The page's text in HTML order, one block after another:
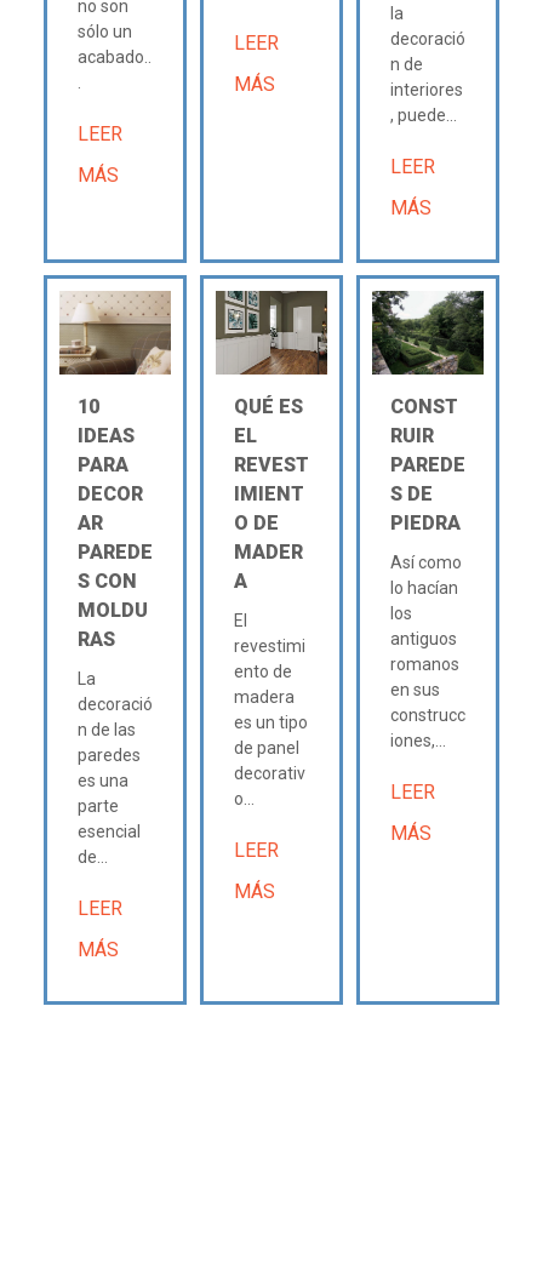
no son
sólo un
acabado..
LEER
MÁS
LEER
MÁS
la
decoració
n de
interiores
, puede...
LEER
MÁS
10
IDEAS
PARA
DECOR
AR
PAREDE
S CON
MOLDU
RAS
La
decoració
n de las
paredes
es una
parte
esencial
de...
LEER
MÁS
QUÉ ES
EL
REVEST
IMIENT
O DE
MADER
A
El
revestimi
ento de
madera
es un tipo
de panel
decorativ
o...
LEER
MÁS
CONST
RUIR
PAREDE
S DE
PIEDRA
Así como
lo hacían
los
antiguos
romanos
en sus
construcc
iones,...
LEER
MÁS